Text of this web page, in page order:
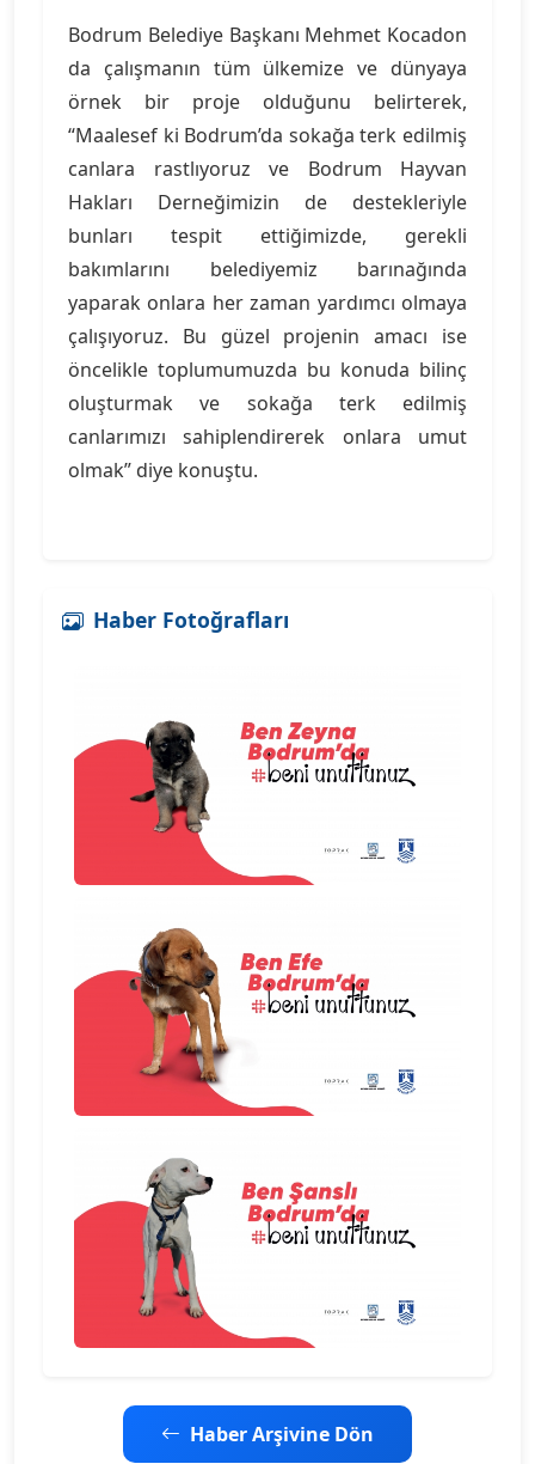
Bodrum Belediye Başkanı Mehmet Kocadon
da çalışmanın tüm ülkemize ve dünyaya
örnek bir proje olduğunu belirterek,
“Maalesef ki Bodrum’da sokağa terk edilmiş
canlara rastlıyoruz ve Bodrum Hayvan
Hakları Derneğimizin de destekleriyle
bunları tespit ettiğimizde, gerekli
bakımlarını belediyemiz barınağında
yaparak onlara her zaman yardımcı olmaya
çalışıyoruz. Bu güzel projenin amacı ise
öncelikle toplumumuzda bu konuda bilinç
oluşturmak ve sokağa terk edilmiş
canlarımızı sahiplendirerek onlara umut
olmak” diye konuştu.
Haber Fotoğrafları
Haber Arşivine Dön